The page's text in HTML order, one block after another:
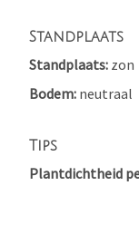
Standplaats
Standplaats zon
Bodem neutraal
Tips
Plantdichtheid